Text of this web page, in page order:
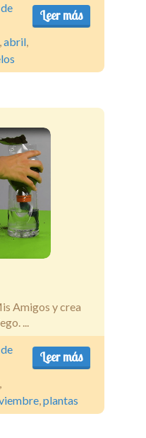
Leer más
,abril,
Amigos y crea
...
Leer más
,
,plantas